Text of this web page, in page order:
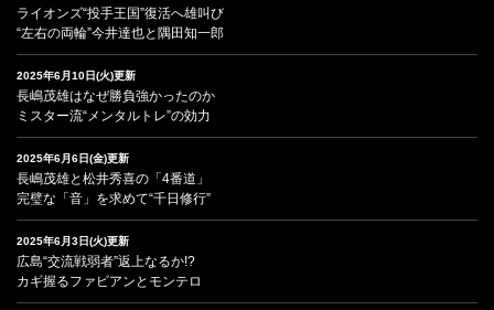
ライオンズ“投手王国”復活へ雄叫び
“左右の両輪”今井達也と隅田知一郎
2025年6月10日(火)更新
長嶋茂雄はなぜ勝負強かったのか
ミスター流“メンタルトレ”の効力
2025年6月6日(金)更新
長嶋茂雄と松井秀喜の「4番道」
完璧な「音」を求めて“千日修行”
2025年6月3日(火)更新
広島“交流戦弱者”返上なるか!?
カギ握るファビアンとモンテロ